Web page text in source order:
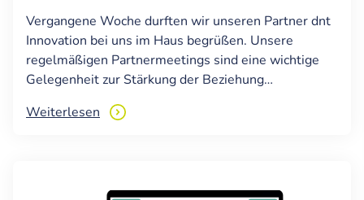
Vergangene Woche durften wir unseren Partner dnt
Innovation bei uns im Haus begrüßen. Unsere
regelmäßigen Partnermeetings sind eine wichtige
Gelegenheit zur Stärkung der Beziehung…
Weiterlesen